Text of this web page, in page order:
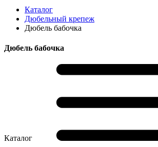
Каталог
Дюбельный крепеж
Дюбель бабочка
Дюбель бабочка
Каталог